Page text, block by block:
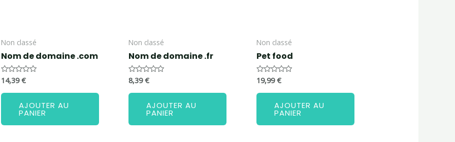
Non classé
Nom de domaine .com
Note
sur
14,39€
AJOUTER AU
PANIER
Non classé
Nom de domaine .fr
Note
sur
8,39€
AJOUTER AU
PANIER
Non classé
Pet food
Note
sur
19,99€
AJOUTER AU
PANIER